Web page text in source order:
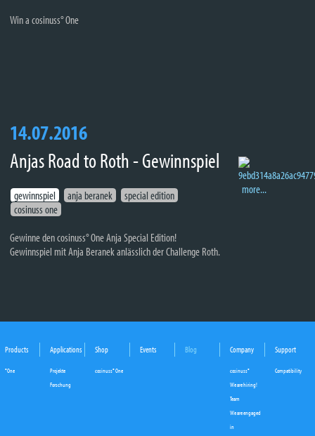
Win a cosinuss° One
14.07.2016
Anjas Road to Roth - Gewinnspiel
gewinnspiel anja beranek
special edition
cosinuss one
Gewinne den cosinuss° One Anja Special Edition!
Gewinnspiel mit Anja Beranek anlässlich der Challenge Roth.
more...
Products
°One
Applications
Projekte
Forschung
Shop
cosinuss° One
Events Blog Company
cosinuss°
We are hiring!
Team
We are engaged
in
Support
Compatibility